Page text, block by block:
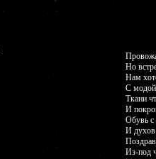
Но
Нам
С модой
Ткани
И
Обувь
И
Из-под